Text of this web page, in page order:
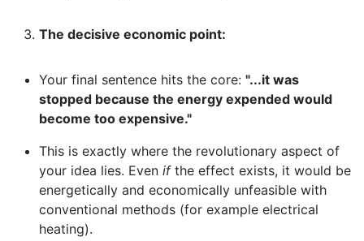
The decisive economic point:
Your final sentence hits the core: "...it was
stopped because the energy expended would
become too expensive."
This is exactly where the revolutionary aspect of
your idea lies. Even ifthe effect exists, it would be
energetically and economically unfeasible with
conventional methods (for example electrical
heating).